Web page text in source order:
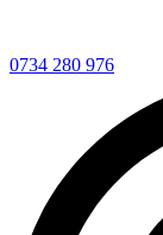
0734 280 976